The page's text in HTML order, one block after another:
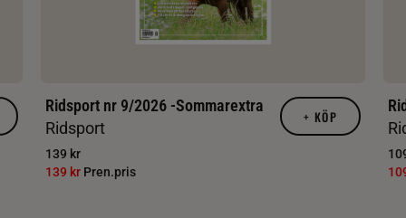
Ridsport nr 9/2026 -Sommarextra
Ridsport
139 kr
139 kr Pren.pris
+ KÖP